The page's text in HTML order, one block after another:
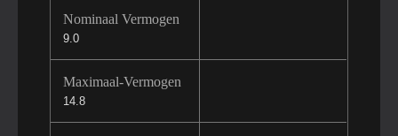
Nominaal Vermogen
9.0
Maximaal-Vermogen
14.8